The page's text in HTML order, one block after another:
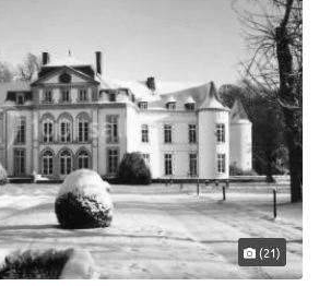
(21)